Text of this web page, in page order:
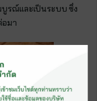
รณ์และเป็นระบบ ซึ่ง
อมา